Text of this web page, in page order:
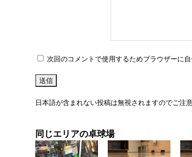
次回のコメントで使用するためブラウザーに
日本語が含まれない投稿は無視されますのでご注
同じエリアの卓球場